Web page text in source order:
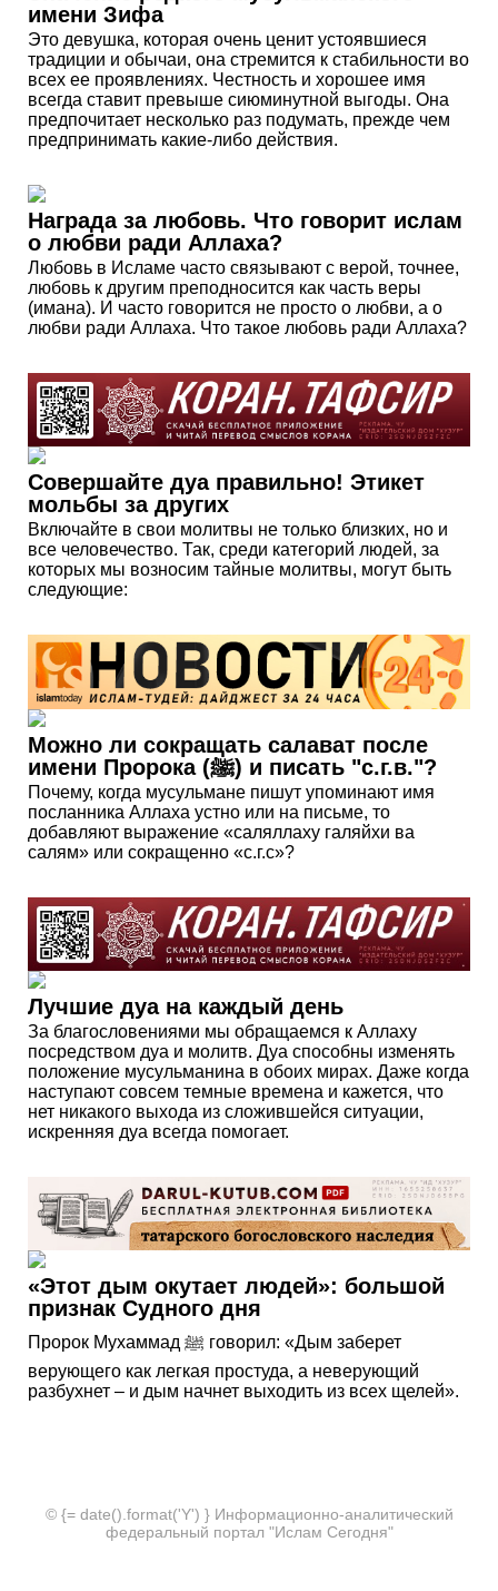
имени Зифа
Это девушка, которая очень ценит устоявшиеся
традиции и обычаи, она стремится к стабильности во
всех ее проявлениях. Честность и хорошее имя
всегда ставит превыше сиюминутной выгоды. Она
предпочитает несколько раз подумать, прежде чем
предпринимать какие-либо действия.
Награда за любовь. Что говорит ислам
о любви ради Аллаха?
Любовь в Исламе часто связывают с верой, точнее,
любовь к другим преподносится как часть веры
(имана). И часто говорится не просто о любви, а о
любви ради Аллаха. Что такое любовь ради Аллаха?
Совершайте дуа правильно! Этикет
мольбы за других
Включайте в свои молитвы не только близких, но и
все человечество. Так, среди категорий людей, за
которых мы возносим тайные молитвы, могут быть
следующие:
Можно ли сокращать салават после
имени Пророка (ﷺ) и писать "с.г.в."?
Почему, когда мусульмане пишут упоминают имя
посланника Аллаха устно или на письме, то
добавляют выражение «саляллаху галяйхи ва
салям» или сокращенно «с.г.с»?
Лучшие дуа на каждый день
За благословениями мы обращаемся к Аллаху
посредством дуа и молитв. Дуа способны изменять
положение мусульманина в обоих мирах. Даже когда
наступают совсем темные времена и кажется, что
нет никакого выхода из сложившейся ситуации,
искренняя дуа всегда помогает.
«Этот дым окутает людей»: большой
признак Судного дня
Пророк Мухаммад ﷺ говорил: «Дым заберет
верующего как легкая простуда, а неверующий
разбухнет – и дым начнет выходить из всех щелей».
© {= date().format('Y') } Информационно-аналитический
федеральный портал "Ислам Сегодня"